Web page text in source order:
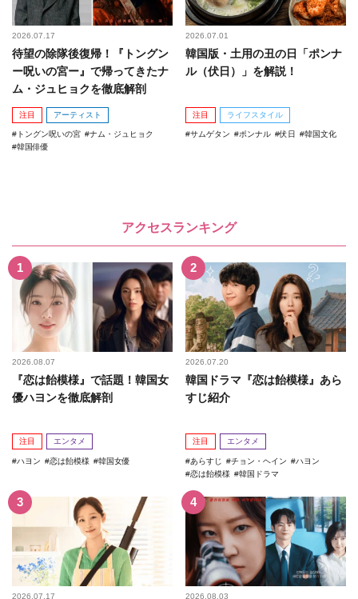
2026.07.17
待望の除隊後復帰！『トングン
ー呪いの宮ー』で帰ってきたナ
ム・ジュヒョクを徹底解剖
注目 アーティスト
トングン呪いの宮
ナム・ジュヒョク
韓国俳優
2026.07.01
韓国版・土用の丑の日「ポンナ
ル（伏日）」を解説！
注目 ライフスタイル
サムゲタン ポンナル 伏日 韓国文化
アクセスランキング
2026.08.07
『恋は飴模様』で話題！韓国女
優ハヨンを徹底解剖
注目 エンタメ
ハヨン 恋は飴模様 韓国女優
2026.07.20
韓国ドラマ『恋は飴模様』あら
すじ紹介
注目 エンタメ
あらすじ チョン・ヘイン
ハヨン
恋は飴模様
韓国ドラマ
2026.07.17 2026.08.03